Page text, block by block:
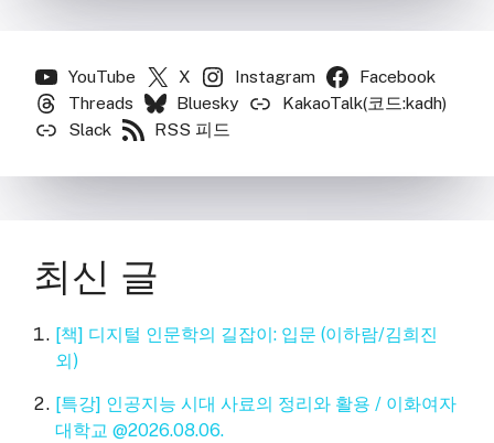
YouTube X Instagram
Facebook
Threads
Bluesky
KakaoTalk(코드:kadh)
Slack
RSS 피드
최신 글
[책] 디지털 인문학의 길잡이: 입문 (이하람/김희진
외)
[특강] 인공지능 시대 사료의 정리와 활용 / 이화여자
대학교 @2026.08.06.